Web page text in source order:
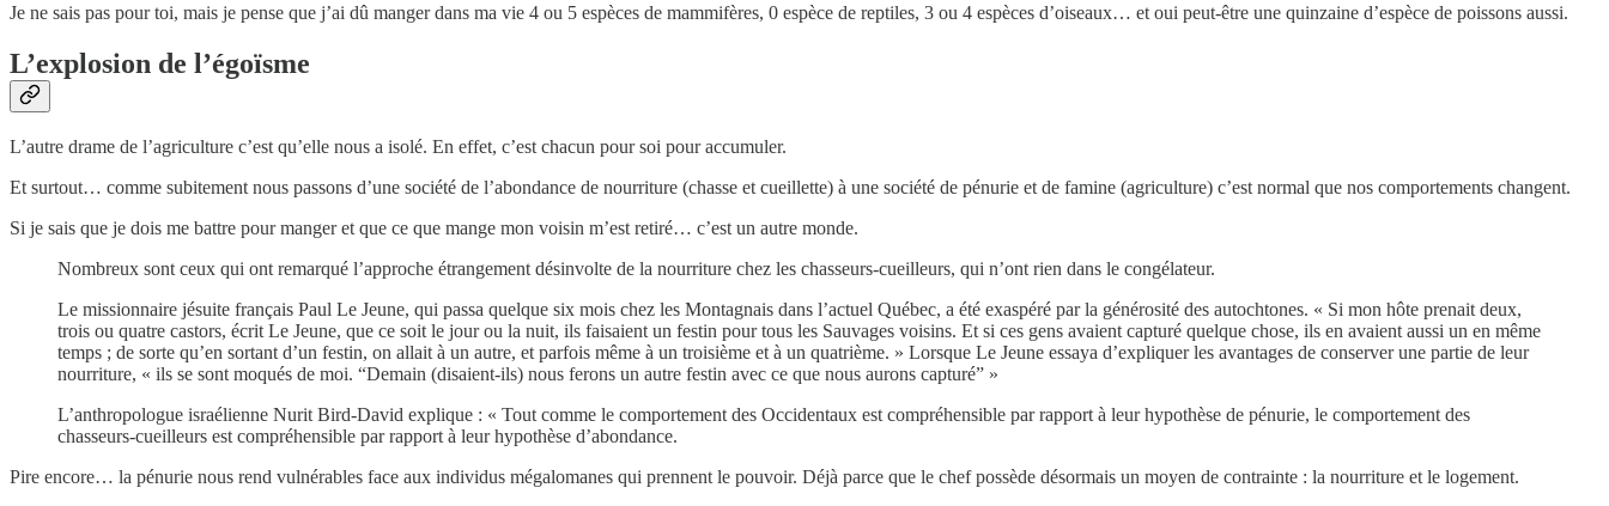
Je ne sais pas pour toi, mais je pense que j’ai dû manger dans ma vie 4 ou 5 espèces de mammifères, 0 espèce de reptiles, 3 ou 4 espèces d’oiseaux… et oui peut-être une quinzaine d’espèce de poissons aussi.
L’explosion de l’égoïsme
L’autre drame de l’agriculture c’est qu’elle nous a isolé. En effet, c’est chacun pour soi pour accumuler.
Et surtout… comme subitement nous passons d’une société de l’abondance de nourriture (chasse et cueillette) à une société de pénurie et de famine (agriculture) c’est normal que nos comportements changent.
Si je sais que je dois me battre pour manger et que ce que mange mon voisin m’est retiré… c’est un autre monde.
Nombreux sont ceux qui ont remarqué l’approche étrangement désinvolte de la nourriture chez les chasseurs-cueilleurs, qui n’ont rien dans le congélateur.
Le missionnaire jésuite français Paul Le Jeune, qui passa quelque six mois chez les Montagnais dans l’actuel Québec, a été exaspéré par la générosité des autochtones. « Si mon hôte prenait deux,
trois ou quatre castors, écrit Le Jeune, que ce soit le jour ou la nuit, ils faisaient un festin pour tous les Sauvages voisins. Et si ces gens avaient capturé quelque chose, ils en avaient aussi un en même
temps ; de sorte qu’en sortant d’un festin, on allait à un autre, et parfois même à un troisième et à un quatrième. » Lorsque Le Jeune essaya d’expliquer les avantages de conserver une partie de leur
nourriture, « ils se sont moqués de moi. “Demain (disaient-ils) nous ferons un autre festin avec ce que nous aurons capturé” »
L’anthropologue israélienne Nurit Bird-David explique : « Tout comme le comportement des Occidentaux est compréhensible par rapport à leur hypothèse de pénurie, le comportement des
chasseurs-cueilleurs est compréhensible par rapport à leur hypothèse d’abondance.
Pire encore… la pénurie nous rend vulnérables face aux individus mégalomanes qui prennent le pouvoir. Déjà parce que le chef possède désormais un moyen de contrainte : la nourriture et le logement.